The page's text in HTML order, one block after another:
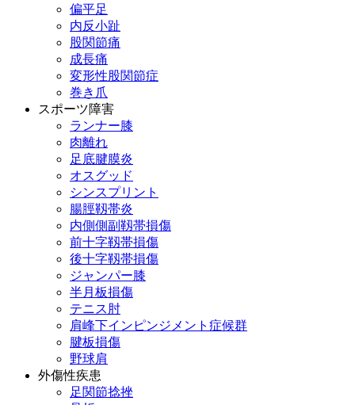
偏平足
内反小趾
股関節痛
成長痛
変形性股関節症
巻き爪
スポーツ障害
ランナー膝
肉離れ
足底腱膜炎
オスグッド
シンスプリント
腸脛靱帯炎
内側側副靱帯損傷
前十字靱帯損傷
後十字靱帯損傷
ジャンパー膝
半月板損傷
テニス肘
肩峰下インピンジメント症候群
腱板損傷
野球肩
外傷性疾患
足関節捻挫